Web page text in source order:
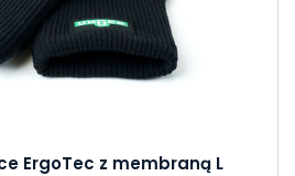
ErgoTec z membraną L